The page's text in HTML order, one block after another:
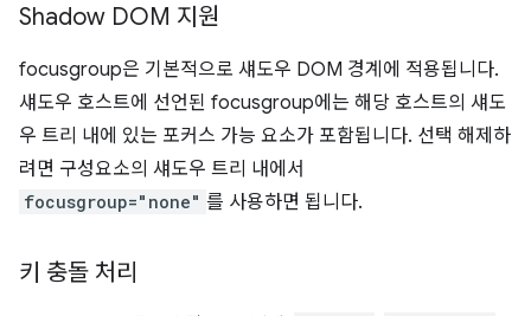
Shadow DOM 지원
focusgroup은 기본적으로 섀도우 DOM 경계에 적용됩니다.
섀도우 호스트에 선언된 focusgroup에는 해당 호스트의 섀도
우 트리 내에 있는 포커스 가능 요소가 포함됩니다. 선택 해제하
려면 구성요소의 섀도우 트리 내에서
focusgroup="none" 를 사용하면 됩니다.
키 충돌 처리